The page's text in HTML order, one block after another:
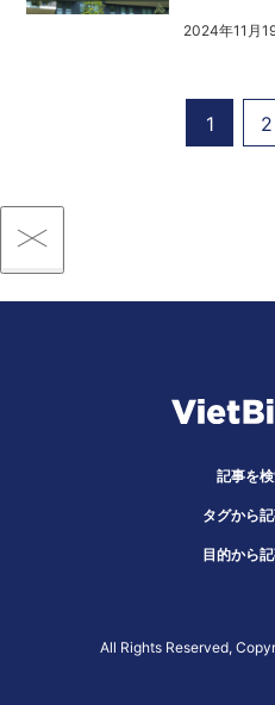
2024年11月
1 2
記事を
タグから
目的から
All Rights Reserved,